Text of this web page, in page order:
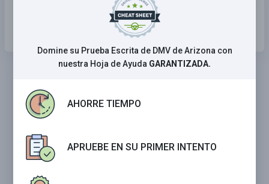
Siempre estar preparado para ceder el
derecho de paso.
Domine su Prueba Escrita de DMV de Arizona con
nuestra Hoja de Ayuda GARANTIZADA.
AHORRE TIEMPO
APRUEBE EN SU PRIMER INTENTO